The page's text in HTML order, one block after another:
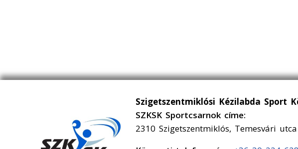
Szigetszentmiklósi Kézilabda Sport
SZKSK Sportcsarnok címe:
2310 Szigetszentmiklós, Temesvári